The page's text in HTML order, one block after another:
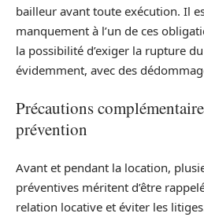
bailleur avant toute exécution. Il
manquement à l’un de ces
la possibilité d’exiger la rupture
évidemment, avec des
Précautions
prévention
Avant et pendant la location,
préventives méritent d’être
relation locative et éviter les